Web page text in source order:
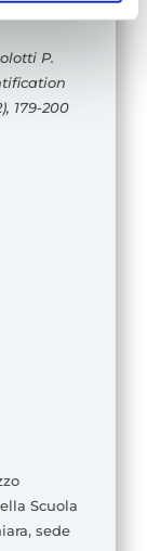
come
se
o solo quelli
P.
179-200
Scuola
sede